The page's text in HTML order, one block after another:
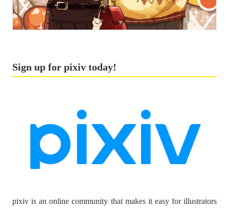
Sign up for pixiv today!
pixiv is an online community that makes it easy for illustrators